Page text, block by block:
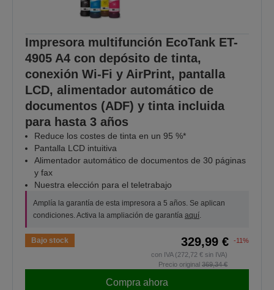
Impresora multifunción EcoTank ET-
4905 A4 con depósito de tinta,
conexión Wi-Fi y AirPrint, pantalla
LCD, alimentador automático de
documentos (ADF) y tinta incluida
para hasta 3 años
Reduce los costes de tinta en un 95 %*
Pantalla LCD intuitiva
Alimentador automático de documentos de 30 páginas
y fax
Nuestra elección para el teletrabajo
Amplía la garantía de esta impresora a 5 años. Se aplican
condiciones. Activa la ampliación de garantía aquí.
Bajo stock 329,99 €
-11%
con IVA (272,72 € sin IVA)
Precio original 369,34 €
Compra ahora